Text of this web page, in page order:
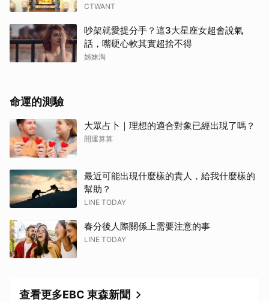
CTWANT
吵架就愛提分手？這3大星座女超會說氣
話，嘴硬心軟其實超捨不得
姊妹淘
命運的測驗
大眾占卜｜理想的適合對象已經出現了嗎？
開運算算
最近可能出現什麼樣的貴人，給我什麼樣的
幫助？
LINE TODAY
春分後人際關係上需要注意的事
LINE TODAY
查看更多EBC 東森新聞